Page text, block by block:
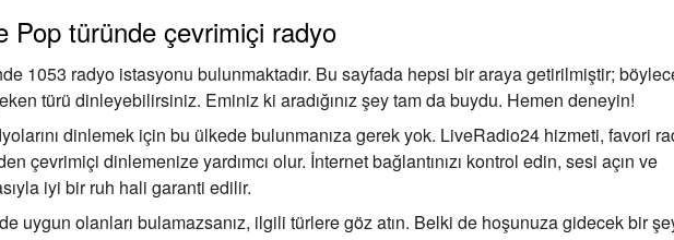
Pop türünde çevrimiçi radyo
1053 radyo istasyonu bulunmaktadır. Bu sayfada hepsi bir araya getirilmiştir;
türü dinleyebilirsiniz. Eminiz ki aradığınız şey tam da buydu. Hemen deneyin!
dinlemek için bu ülkede bulunmanıza gerek yok. LiveRadio24 hizmeti, favori
çevrimiçi dinlemenize yardımcı olur. İnternet bağlantınızı kontrol edin, sesi açın ve
iyi bir ruh hali garanti edilir.
uygun olanları bulamazsanız, ilgili türlere göz atın. Belki de hoşunuza gidecek bir